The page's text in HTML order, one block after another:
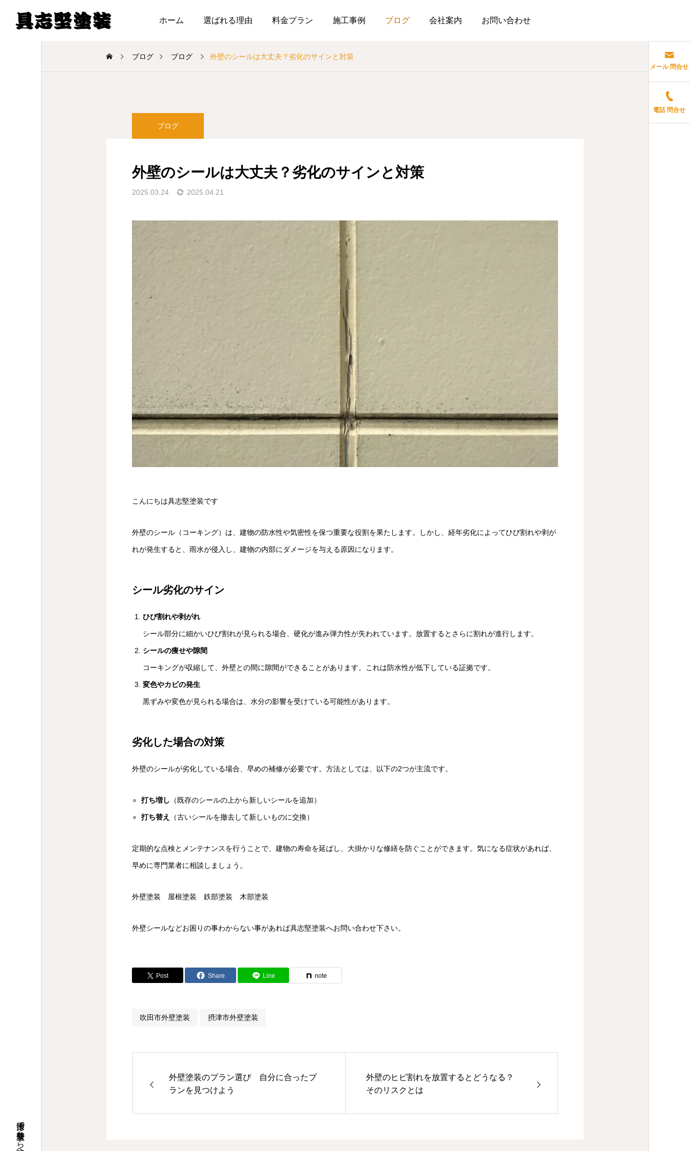
ホーム 選ばれる理由 料金プラン 施工事例 ブログ 会社案内 お問い合わせ
摂津市で外壁塗装なら具志堅塗装へ
メール 問合せ
電話 問合せ
ブログ ブログ 外壁のシールは大丈夫？劣化のサインと対策
ブログ
外壁のシールは大丈夫？劣化のサインと対策
2025.03.24 2025.04.21
こんにちは具志堅塗装です
外壁のシール（コーキング）は、建物の防水性や気密性を保つ重要な役割を果たします。しかし、経年劣化によってひび割れや剥が
れが発生すると、雨水が侵入し、建物の内部にダメージを与える原因になります。
シール劣化のサイン
ひび割れや剥がれ
シール部分に細かいひび割れが見られる場合、硬化が進み弾力性が失われています。放置するとさらに割れが進行します。
シールの痩せや隙間
コーキングが収縮して、外壁との間に隙間ができることがあります。これは防水性が低下している証拠です。
変色やカビの発生
黒ずみや変色が見られる場合は、水分の影響を受けている可能性があります。
劣化した場合の対策
外壁のシールが劣化している場合、早めの補修が必要です。方法としては、以下の2つが主流です。
打ち増し （既存のシールの上から新しいシールを追加）
打ち替え （古いシールを撤去して新しいものに交換）
定期的な点検とメンテナンスを行うことで、建物の寿命を延ばし、大掛かりな修繕を防ぐことができます。気になる症状があれば、
早めに専門業者に相談しましょう。
外壁塗装 屋根塗装 鉄部塗装 木部塗装
外壁シールなどお困りの事わからない事があれば具志堅塗装へお問い合わせ下さい。
Post Share Line note
吹田市外壁塗装 摂津市外壁塗装
外壁塗装のプラン選び 自分に合ったプ
ランを見つけよう
外壁のヒビ割れを放置するとどうなる？
そのリスクとは